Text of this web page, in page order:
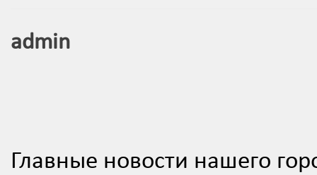
admin
Главные новости нашего